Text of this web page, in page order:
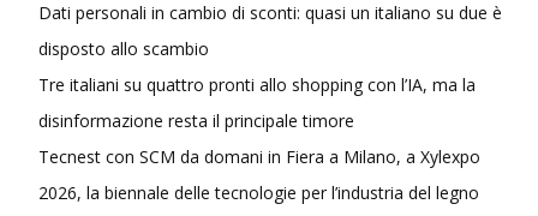
Dati personali in cambio di sconti: quasi un italiano su due è
disposto allo scambio
Tre italiani su quattro pronti allo shopping con l’IA, ma la
disinformazione resta il principale timore
Tecnest con SCM da domani in Fiera a Milano, a Xylexpo
2026, la biennale delle tecnologie per l’industria del legno